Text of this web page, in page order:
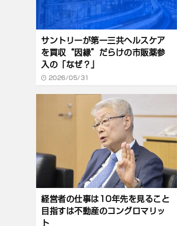
サントリーが第一三共ヘルスケア
を買収“因縁”だらけの市販薬参
入の「なぜ？」
2026/05/31
経営者の仕事は10年先を見ること
目指すは不動産のコングロマリッ
ト